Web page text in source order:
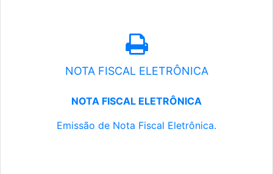
NOTA FISCAL ELETRÔNICA
NOTA FISCAL ELETRÔNICA
Emissão de Nota Fiscal Eletrônica.